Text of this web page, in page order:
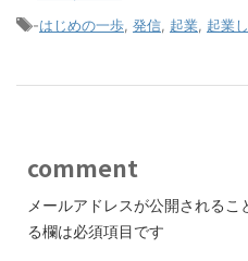
-はじめの一歩 発信 起業 起業
comment
メールアドレスが公開されるこ
る欄は必須項目です